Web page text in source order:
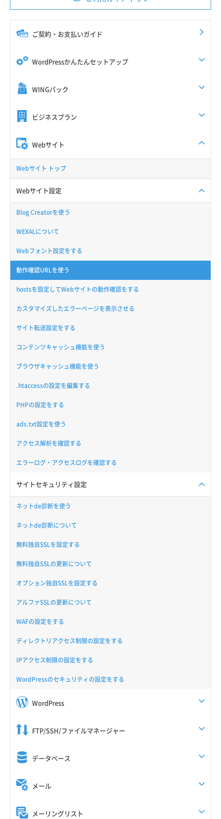
ご契約・お支払いガイド
WordPressかんたんセットアップ
WINGパック
ビジネスプラン
Webサイト
Webサイト トップ
Webサイト設定
Blog Creatorを使う
WEXALについて
Webフォント設定をする
動作確認URLを使う
hostsを設定してWebサイトの動作確認をする
カスタマイズしたエラーページを表示させる
サイト転送設定をする
コンテンツキャッシュ機能を使う
ブラウザキャッシュ機能を使う
.htaccessの設定を編集する
PHPの設定をする
ads.txt設定を使う
アクセス解析を確認する
エラーログ・アクセスログを確認する
サイトセキュリティ設定
ネットde診断を使う
ネットde診断について
無料独自SSLを設定する
無料独自SSLの更新について
オプション独自SSLを設定する
アルファSSLの更新について
WAFの設定をする
ディレクトリアクセス制限の設定をする
IPアクセス制限の設定をする
WordPressのセキュリティの設定をする
WordPress
FTP/SSH/ファイルマネージャー
データベース
メール
メーリングリスト